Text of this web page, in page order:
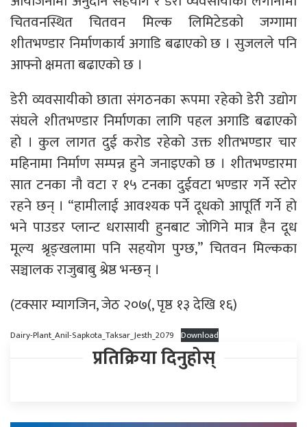
चितवनस्थित चितवन मिल्क लिमिटेडको जग्गामा
शीतभण्डार निर्माणकार्य अगाडि बढाएको छ । सुजलले पनि
आफ्नो क्षमता बढाएको छ ।
डेरी व्यवसायीको छाता संगठनका रूपमा रहेको डेरी उद्योग
संघले शीतभण्डार निर्माणका लागि पहल अगाडि बढाएको
हो । कुल लागत दुई करोड रहेको उक्त शीतभण्डार चार
महिनामा निर्माण सम्पन्न हुने जनाइएको छ । शीतभण्डारमा
सात टनका नौ वटा र १५ टनका दुईवटा भण्डार गर्ने स्टोर
रहने छन् । “हामीलाई आवश्यक पर्ने दूधको आपूर्ति गर्ने हो
भने पाउडर प्लान्ट धरासायी हुनबाट जोगिने मात्र हैन दूध
मूल्य श्रृङ्खलामा पनि सहयोग पुग्छ,” चितवन मिल्कका
सञ्चालक राजुबाबु श्रेष्ठ भन्छन् ।
(टक्सार म्यागजिन, जेठ २०७(, पृष्ठ १३ देखि १६)
Dairy-Plant_Anil-Sapkota_Taksar_Jesth_2079 Download
प्रतिक्रिया दिनुहोस्